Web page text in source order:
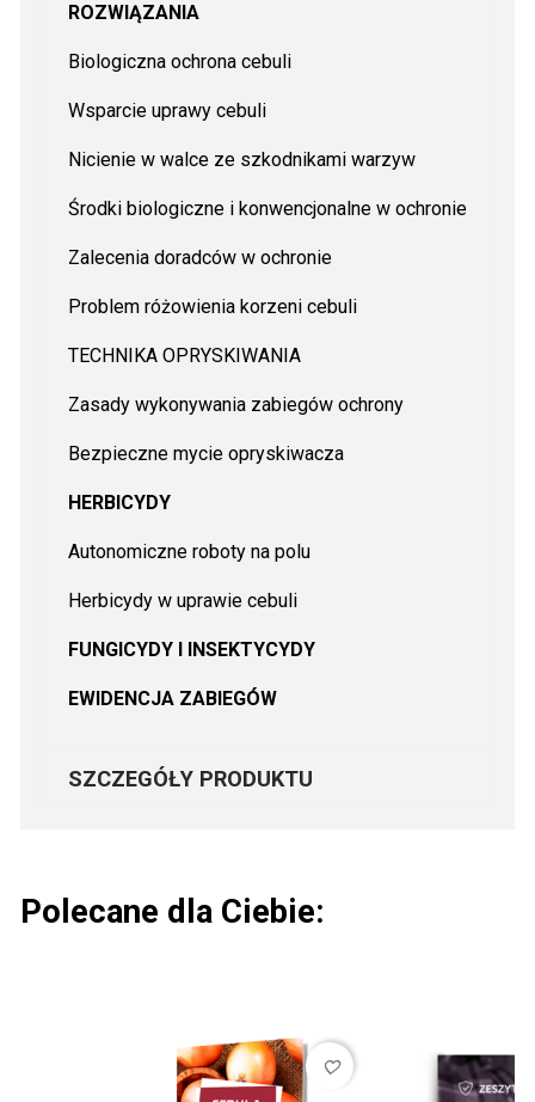
ROZWIĄZANIA
Biologiczna ochrona cebuli
Wsparcie uprawy cebuli
Nicienie w walce ze szkodnikami warzyw
Środki biologiczne i konwencjonalne w ochronie
Zalecenia doradców w ochronie
Problem różowienia korzeni cebuli
TECHNIKA OPRYSKIWANIA
Zasady wykonywania zabiegów ochrony
Bezpieczne mycie opryskiwacza
HERBICYDY
Autonomiczne roboty na polu
Herbicydy w uprawie cebuli
FUNGICYDY I INSEKTYCYDY
EWIDENCJA ZABIEGÓW
SZCZEGÓŁY PRODUKTU
Polecane dla Ciebie:
favorite_border